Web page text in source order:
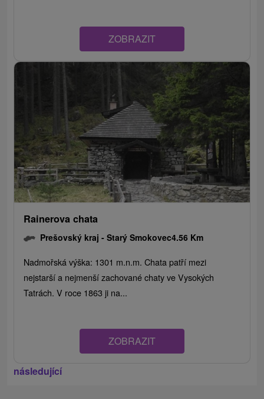
ZOBRAZIT
Rainerova chata
Prešovský kraj -Starý Smokovec4.56 Km
Nadmořská výška: 1301 m.n.m. Chata patří mezi
nejstarší a nejmenší zachované chaty ve Vysokých
Tatrách. V roce 1863 ji na...
ZOBRAZIT
následující